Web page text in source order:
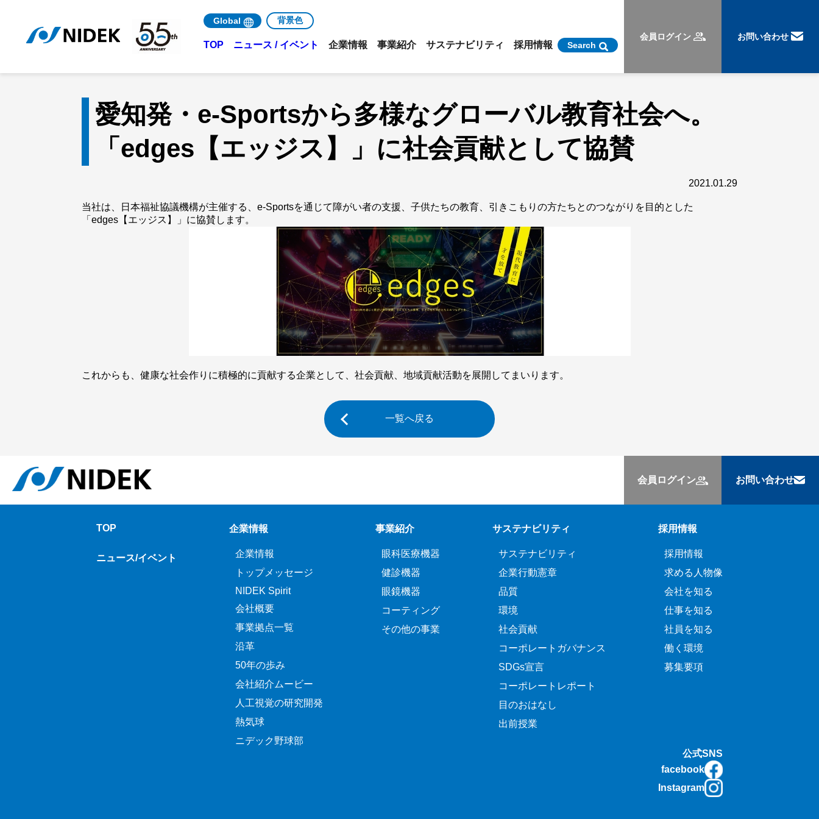
Global 背景色
TOP ニュース / イベント 企業情報 事業紹介 サステナビリティ 採用情報 Search
会員ログイン お問い合わせ
愛知発・e-Sportsから多様なグローバル教育社会へ。
「edges【エッジス】」に社会貢献として協賛
2021.01.29
当社は、日本福祉協議機構が主催する、e-Sportsを通じて障がい者の支援、子供たちの教育、引きこもりの方たちとのつながりを目的とした
「edges【エッジス】」に協賛します。
これからも、健康な社会作りに積極的に貢献する企業として、社会貢献、地域貢献活動を展開してまいります。
一覧へ戻る
会員ログイン お問い合わせ
TOP
ニュース/イベント
企業情報
企業情報
トップメッセージ
NIDEK Spirit
会社概要
事業拠点一覧
沿革
50年の歩み
会社紹介ムービー
人工視覚の研究開発
熱気球
ニデック野球部
事業紹介
眼科医療機器
健診機器
眼鏡機器
コーティング
その他の事業
サステナビリティ
サステナビリティ
企業行動憲章
品質
環境
社会貢献
コーポレートガバナンス
SDGs宣言
コーポレートレポート
目のおはなし
出前授業
採用情報
採用情報
求める人物像
会社を知る
仕事を知る
社員を知る
働く環境
募集要項
公式SNS
facebook
Instagram